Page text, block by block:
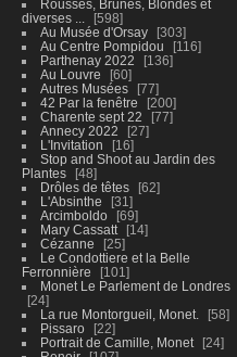
Rousses, Brunes, Blondes et
diverses ...
598
Au Musée d'Orsay
303
Au Centre Pompidou
116
Parthenay 2022
136
Au Louvre
60
Autres Musées
77
42 Par la fenêtre
200
Charente sept 22
77
Annecy 2022
27
L'Invitation
16
Stop and Shoot au Jardin des
Plantes
48
Drôles de têtes
62
L'Absinthe
31
Arcimboldo
69
Mary Cassatt
14
Cézanne
25
Le Condottiere et la Belle
Ferronnière
101
Monet Le Parlement de Londres
24
La rue Montorgueil, Monet.
58
Pissaro
22
Portrait de Camille, Monet
24